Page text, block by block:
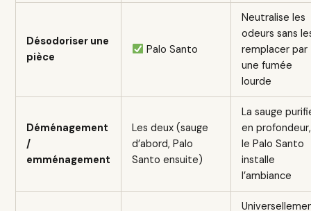
Désodoriser une
pièce
Palo Santo
Neutralise les
odeurs sans
remplacer par
une fumée
lourde
Déménagement
/
emménagement
Les deux (sauge
d’abord, Palo
Santo ensuite)
La sauge
en profondeur,
le Palo Santo
installe
l’ambiance